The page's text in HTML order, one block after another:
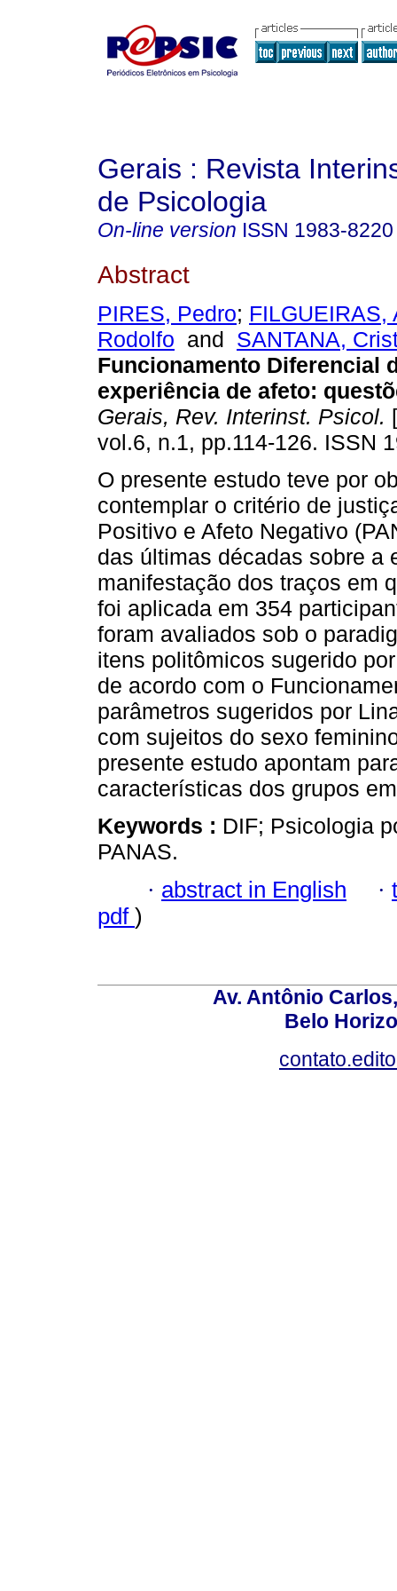
Gerais : Revista
de Psicologia
On-line version ISSN 1983-8220
Abstract
PIRES, Pedro; FILGUEIRAS,
Rodolfo and SANTANA,
Funcionamento Diferencial
experiência de afeto:
Gerais, Rev. Interinst. Psicol.
vol.6, n.1, pp.114-126. ISSN
O presente estudo teve por
contemplar o critério de
Positivo e Afeto Negativo
das últimas décadas sobre a
manifestação dos traços em
foi aplicada em 354
foram avaliados sob o
itens politômicos sugerido
de acordo com o
parâmetros sugeridos por
com sujeitos do sexo
presente estudo apontam
características dos grupos
Keywords : DIF; Psicologia
PANAS.
· abstract in English ·
pdf )
Av. Antônio
Belo